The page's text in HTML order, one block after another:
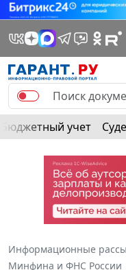
Бюджетный учет
Информационные
Минфина и ФНС России